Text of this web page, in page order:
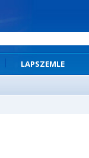
LAPSZEMLE